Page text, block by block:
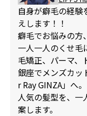
自身が癖毛の経
えします！！
癖毛でお悩みの方
一人一人のくせ毛
毛矯正、パーマ、
銀座でメンズカッ
r Ray GINZA」へ。
人気の髪型を、
案します。